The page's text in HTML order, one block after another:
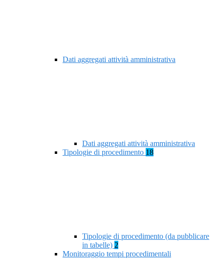
Dati aggregati attività amministrativa
Dati aggregati attività amministrativa
Tipologie di procedimento 18
Tipologie di procedimento (da pubblicare
in tabelle) 2
Monitoraggio tempi procedimentali